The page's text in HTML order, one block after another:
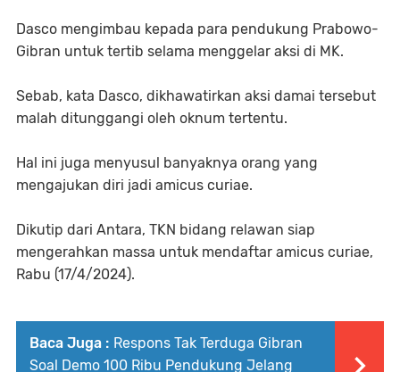
Dasco mengimbau kepada para pendukung Prabowo-
Gibran untuk tertib selama menggelar aksi di MK.
Sebab, kata Dasco, dikhawatirkan aksi damai tersebut
malah ditunggangi oleh oknum tertentu.
Hal ini juga menyusul banyaknya orang yang
mengajukan diri jadi amicus curiae.
Dikutip dari Antara, TKN bidang relawan siap
mengerahkan massa untuk mendaftar amicus curiae,
Rabu (17/4/2024).
Baca Juga : Respons Tak Terduga Gibran
Soal Demo 100 Ribu Pendukung Jelang